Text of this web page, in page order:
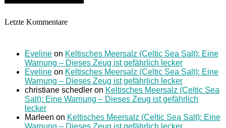
Letzte Kommentare
Eveline on Keltisches Meersalz (Celtic Sea Salt): Eine
Warnung – Dieses Zeug ist gefährlich lecker
Eveline on Keltisches Meersalz (Celtic Sea Salt): Eine
Warnung – Dieses Zeug ist gefährlich lecker
christiane schedler on Keltisches Meersalz (Celtic Sea
Salt): Eine Warnung – Dieses Zeug ist gefährlich
lecker
Marleen on Keltisches Meersalz (Celtic Sea Salt): Eine
Warnung – Dieses Zeug ist gefährlich lecker